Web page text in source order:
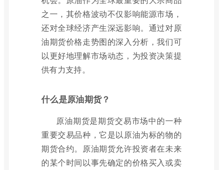
之一，其价格波动不仅影响能源市场，
还对全球经济产生深远影响。通过对原
油期货价格走势图的深入分析，我们可
以更好地理解市场动态，为投资决策提
供有力支持。
什么是原油期货？
原油期货是期货交易市场中的一种
重要交易品种，它是以原油为标的物的
期货合约。原油期货允许投资者在未来
的某个时间以事先确定的价格买入或卖